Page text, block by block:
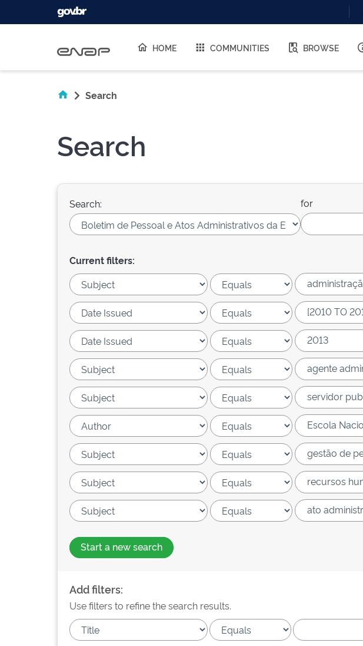
HOME COMMUNITIES BROWSE
Search
Search
Search: for
Current filters:
Start a new search
Add filters:
Use filters to refine the search results.